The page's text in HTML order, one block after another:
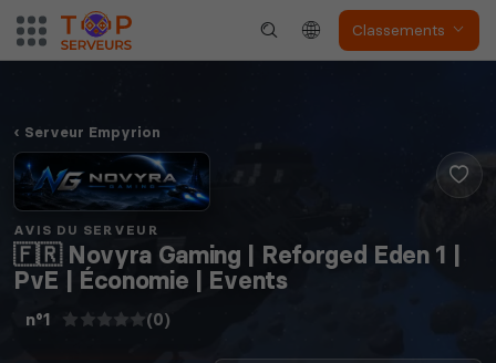
Classements
Squad
Serveur Empyrion
AVIS DU SERVEUR
🇫🇷 Novyra Gaming | Reforged Eden 1 |
PvE | Économie | Events
n°1 (0)